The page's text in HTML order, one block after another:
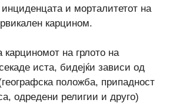
и морталитетот на
карцином.
на грлото на
иста, бидејќи зависи од
положба, припадност
одредени религии и друго)